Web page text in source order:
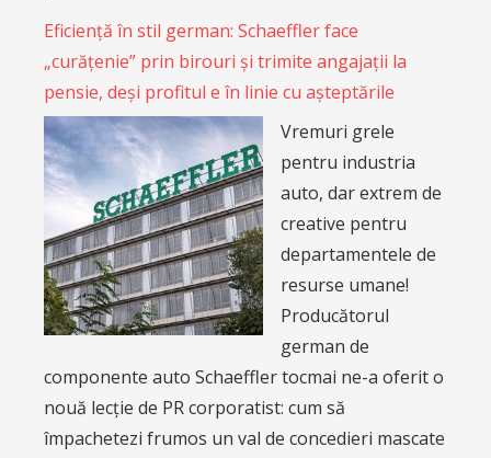
Eficiență în stil german: Schaeffler face
„curățenie” prin birouri și trimite angajații la
pensie, deși profitul e în linie cu așteptările
Vremuri grele
pentru industria
auto, dar extrem de
creative pentru
departamentele de
resurse umane!
Producătorul
german de
componente auto Schaeffler tocmai ne-a oferit o
nouă lecție de PR corporatist: cum să
împachetezi frumos un val de concedieri mascate